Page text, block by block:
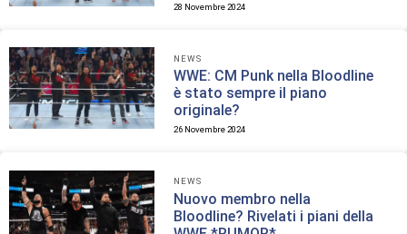
28 Novembre 2024
NEWS
WWE: CM Punk nella Bloodline
è stato sempre il piano
originale?
26 Novembre 2024
NEWS
Nuovo membro nella
Bloodline? Rivelati i piani della